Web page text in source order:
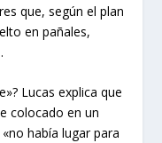
que, según el plan
en pañales,
Lucas explica que
colocado en un
había lugar para